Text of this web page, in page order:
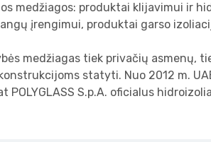
medžiagos: produktai klijavimui ir
įrengimui, produktai garso
medžiagas tiek privačių
statyti. Nuo 2012 m.
POLYGLASS S.p.A. oficialus